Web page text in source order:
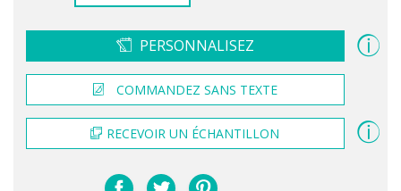
PERSONNALISEZ
COMMANDEZ SANS TEXTE
RECEVOIR UN ÉCHANTILLON